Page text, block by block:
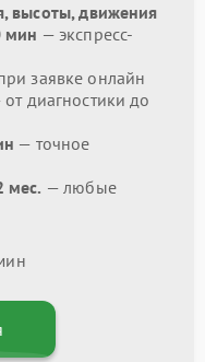
высоты, движения
мин — экспресс-
заявке онлайн
от диагностики до
— точное
мес. — любые